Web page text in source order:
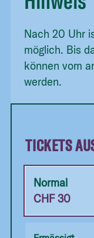
Nach 20 Uhr
möglich. Bis
können vom
werden.
TICKETS
Normal
CHF30